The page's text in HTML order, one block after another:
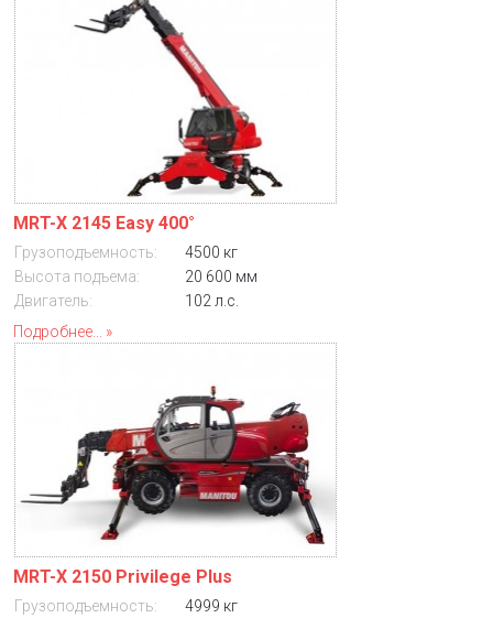
MRT-X 2145 Easy 400°
Грузоподъемность:
4500 кг
Высота подъема:
20 600 мм
Двигатель:
102 л.с.
Подробнее...
MRT-X 2150 Privilege Plus
Грузоподъемность:
4999 кг